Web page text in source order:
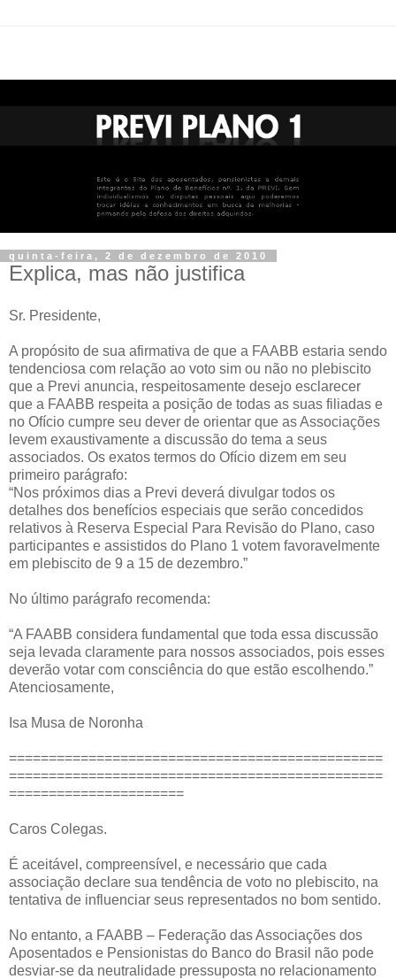
quinta-feira, 2 de dezembro de 2010
Explica, mas não justifica
Sr. Presidente,
A propósito de sua afirmativa de que a FAABB estaria sendo
tendenciosa com relação ao voto sim ou não no plebiscito
que a Previ anuncia, respeitosamente desejo esclarecer
que a FAABB respeita a posição de todas as suas filiadas e
no Ofício cumpre seu dever de orientar que as Associações
levem exaustivamente a discussão do tema a seus
associados. Os exatos termos do Ofício dizem em seu
primeiro parágrafo:
“Nos próximos dias a Previ deverá divulgar todos os
detalhes dos benefícios especiais que serão concedidos
relativos à Reserva Especial Para Revisão do Plano, caso
participantes e assistidos do Plano 1 votem favoravelmente
em plebiscito de 9 a 15 de dezembro.”
No último parágrafo recomenda:
“A FAABB considera fundamental que toda essa discussão
seja levada claramente para nossos associados, pois esses
deverão votar com consciência do que estão escolhendo.”
Atenciosamente,
Isa Musa de Noronha
===============================================
===============================================
======================
Caros Colegas.
É aceitável, compreensível, e necessário que cada
associação declare sua tendência de voto no plebiscito, na
tentativa de influenciar seus representados no bom sentido.
No entanto, a FAABB – Federação das Associações dos
Aposentados e Pensionistas do Banco do Brasil não pode
desviar-se da neutralidade pressuposta no relacionamento